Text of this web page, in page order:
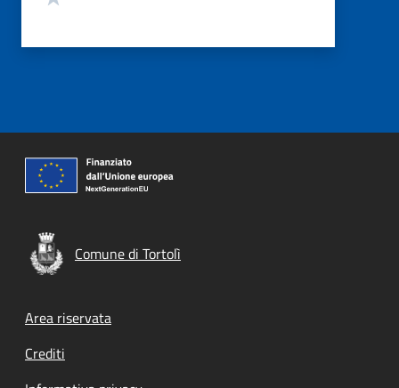
Comune di Tortolì
Footer menu
Area riservata
Crediti